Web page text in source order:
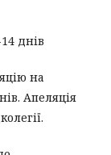
днів
на
Апеляція